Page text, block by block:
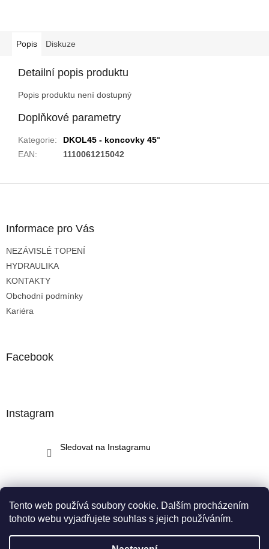
Tento web používá soubory cookie. Dalším procházením
tohoto webu vyjadřujete souhlas s jejich používáním.
Popis Diskuze
Detailní popis produktu
Popis produktu není dostupný
Doplňkové parametry
Kategorie:
DKOL45 - koncovky 45°
EAN: 1110061215042
Informace pro Vás
NEZÁVISLÉ TOPENÍ
HYDRAULIKA
KONTAKTY
Obchodní podmínky
Kariéra
Facebook
Instagram
Sledovat na Instagramu